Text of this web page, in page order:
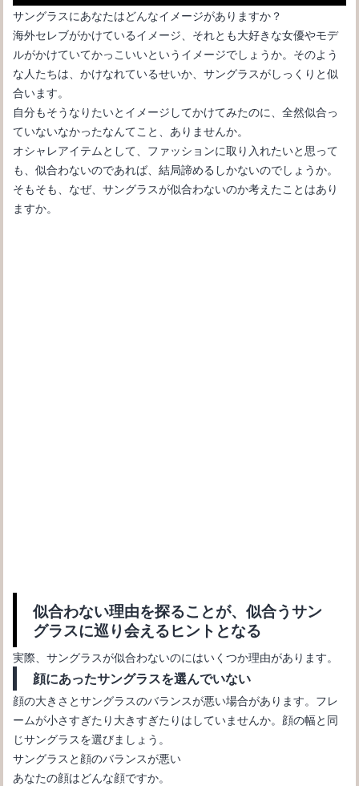
サングラスが似合わない原因は？自分に似合う男のサングラス選
び
サングラスにあなたはどんなイメージがありますか？
海外セレブがかけているイメージ、それとも大好きな女優やモデ
ルがかけていてかっこいいというイメージでしょうか。そのよう
な人たちは、かけなれているせいか、サングラスがしっくりと似
合います。
自分もそうなりたいとイメージしてかけてみたのに、全然似合っ
ていないなかったなんてこと、ありませんか。
オシャレアイテムとして、ファッションに取り入れたいと思って
も、似合わないのであれば、結局諦めるしかないのでしょうか。
そもそも、なぜ、サングラスが似合わないのか考えたことはあり
ますか。
似合わない理由を探ることが、似合うサン
グラスに巡り会えるヒントとなる
実際、サングラスが似合わないのにはいくつか理由があります。
顔にあったサングラスを選んでいない
顔の大きさとサングラスのバランスが悪い場合があります。フレ
ームが小さすぎたり大きすぎたりはしていませんか。顔の幅と同
じサングラスを選びましょう。
サングラスと顔のバランスが悪い
あなたの顔はどんな顔ですか。